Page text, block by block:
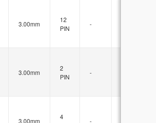
3.00mm
12
PIN
-
3.00mm
2
PIN
-
3.00mm
4
-